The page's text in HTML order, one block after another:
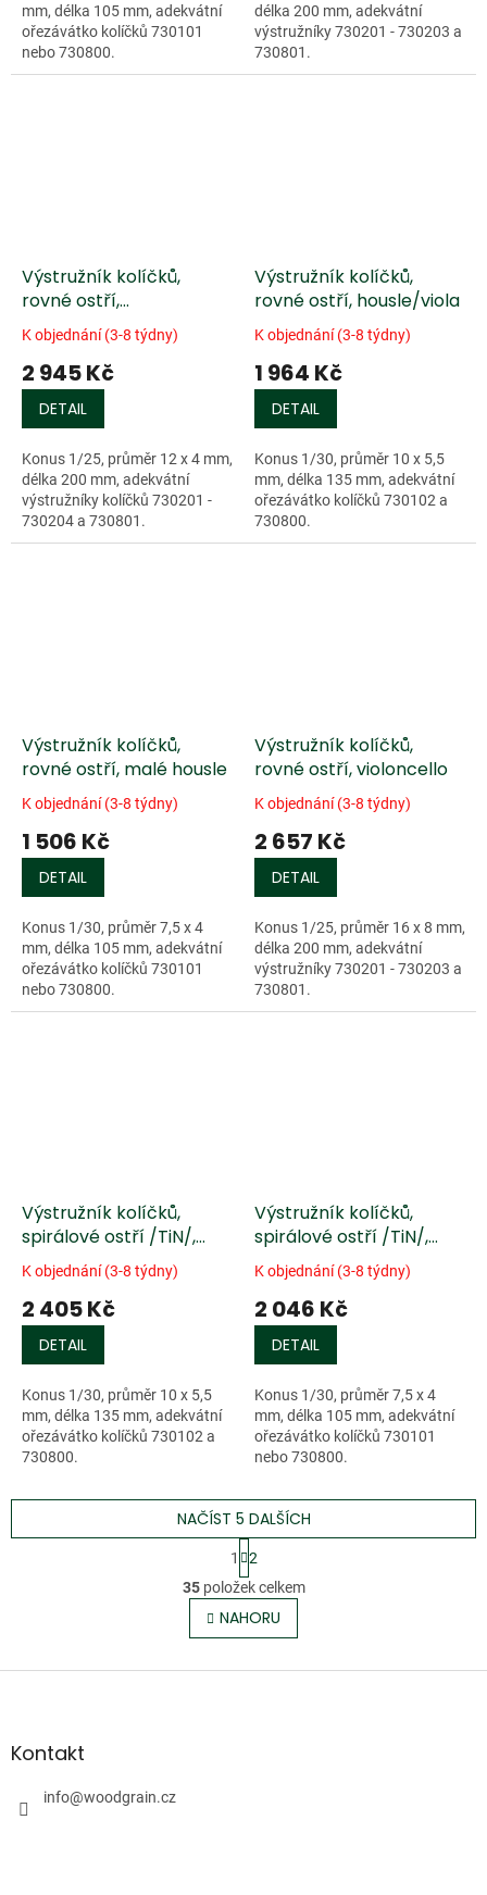
mm, délka 105 mm, adekvátní
ořezávátko kolíčků 730101
nebo 730800.
délka 200 mm, adekvátní
výstružníky 730201 - 730203 a
730801.
Výstružník kolíčků,
rovné ostří,
housle/loutna/viola da
gamba
K objednání (3-8 týdny)
2 945 Kč
DETAIL
Konus 1/25, průměr 12 x 4 mm,
délka 200 mm, adekvátní
výstružníky kolíčků 730201 -
730204 a 730801.
Výstružník kolíčků,
rovné ostří, housle/viola
K objednání (3-8 týdny)
1 964 Kč
DETAIL
Konus 1/30, průměr 10 x 5,5
mm, délka 135 mm, adekvátní
ořezávátko kolíčků 730102 a
730800.
Výstružník kolíčků,
rovné ostří, malé housle
K objednání (3-8 týdny)
1 506 Kč
DETAIL
Konus 1/30, průměr 7,5 x 4
mm, délka 105 mm, adekvátní
ořezávátko kolíčků 730101
nebo 730800.
Výstružník kolíčků,
rovné ostří, violoncello
K objednání (3-8 týdny)
2 657 Kč
DETAIL
Konus 1/25, průměr 16 x 8 mm,
délka 200 mm, adekvátní
výstružníky 730201 - 730203 a
730801.
Výstružník kolíčků,
spirálové ostří /TiN/,
housle/viola
K objednání (3-8 týdny)
2 405 Kč
DETAIL
Konus 1/30, průměr 10 x 5,5
mm, délka 135 mm, adekvátní
ořezávátko kolíčků 730102 a
730800.
Výstružník kolíčků,
spirálové ostří /TiN/,
malé housle
K objednání (3-8 týdny)
2 046 Kč
DETAIL
Konus 1/30, průměr 7,5 x 4
mm, délka 105 mm, adekvátní
ořezávátko kolíčků 730101
nebo 730800.
O
v
l
á
NAČÍST 5 DALŠÍCH
S
t
r
á
n
k
v
1
2
35položek celkem
NAHORU
Z
aKontakt
info@woodgrain.cz